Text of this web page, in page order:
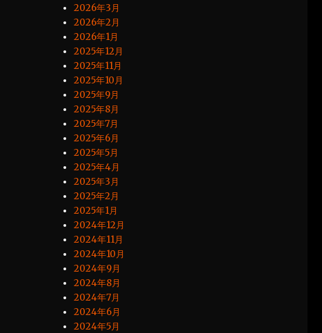
2026年3月
2026年2月
2026年1月
2025年12月
2025年11月
2025年10月
2025年9月
2025年8月
2025年7月
2025年6月
2025年5月
2025年4月
2025年3月
2025年2月
2025年1月
2024年12月
2024年11月
2024年10月
2024年9月
2024年8月
2024年7月
2024年6月
2024年5月